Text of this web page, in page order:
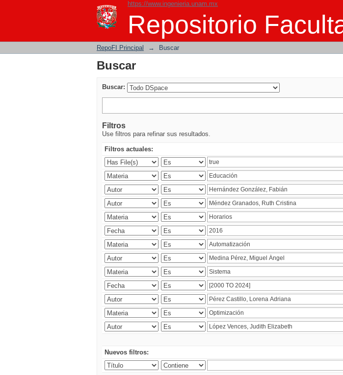
https://www.ingenieria.unam.mx
Repositorio
Buscar
RepoFI Principal → Buscar
Buscar
Buscar:
Filtros
Use filtros para refinar sus resultados.
Filtros actuales:
Nuevos filtros: